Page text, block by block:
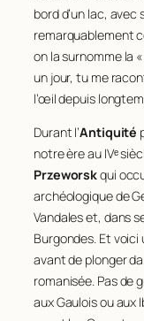
bord d’un lac,
remarquablement
on la surnomme la
un jour, tu me
l’œil depuis
Durant l’Antiquité
notre ère au IVᵉ
Przeworskqui
archéologique de
Vandales et, dans
Burgondes. Et
avant de plonger
romanisée. Pas de
aux Gaulois ou aux